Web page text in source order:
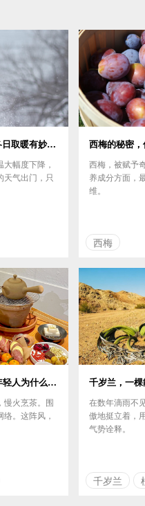
天寒地冻不要怕，冬日取暖有妙招！
幅度下降，
天气出门，只
西梅的秘密
西梅，被赋予
养成分方面，
维。
西梅
全网流量破10亿，年轻人为什么爱上“围炉煮茶”?
慢火烹茶。围
。这阵风，
在数年滴雨不
傲地挺立着，
气势诠释。
千岁兰